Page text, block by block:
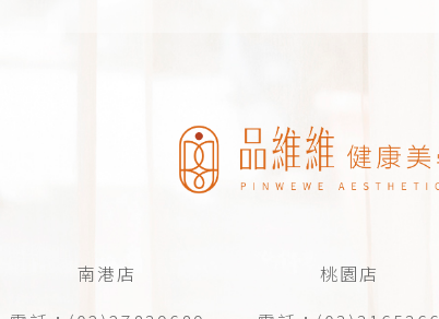
南港店
桃園店